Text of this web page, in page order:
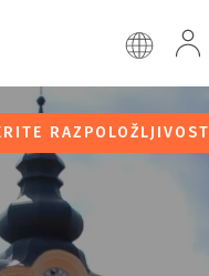
RAZPOLOŽLJIVOST